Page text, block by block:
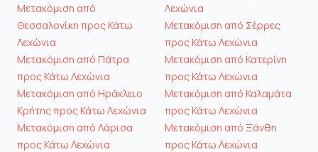
Μετακόμιση από
Θεσσαλονίκη προς Κάτω
Λεχώνια
Μετακόμιση από Πάτρα
προς Κάτω Λεχώνια
Μετακόμιση από Ηράκλειο
Κρήτης προς Κάτω Λεχώνια
Μετακόμιση από Λάρισα
προς Κάτω Λεχώνια
Λεχώνια
Μετακόμιση από Σέρρες
προς Κάτω Λεχώνια
Μετακόμιση από Κατερίνη
προς Κάτω Λεχώνια
Μετακόμιση από Καλαμάτα
προς Κάτω Λεχώνια
Μετακόμιση από Ξάνθη
προς Κάτω Λεχώνια